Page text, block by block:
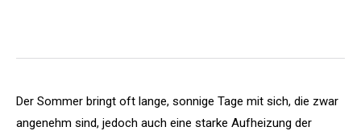
Der Sommer bringt oft lange, sonnige Tage mit sich, die zwar
angenehm sind, jedoch auch eine starke Aufheizung der